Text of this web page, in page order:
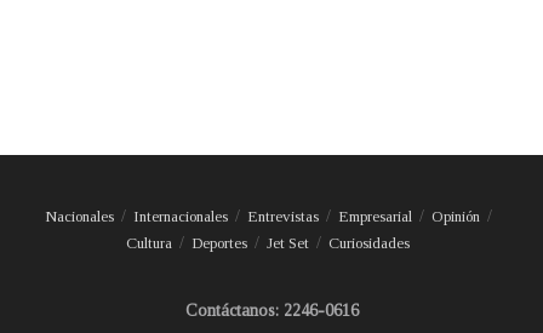
Nacionales Internacionales Entrevistas Empresarial
Opinión
Cultura
Deportes Jet Set Curiosidades
Contáctanos: 2246-0616